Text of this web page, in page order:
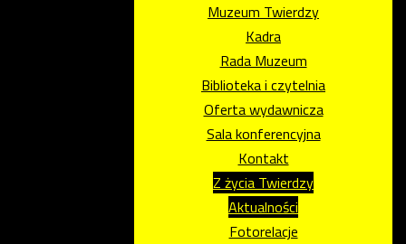
Muzeum Twierdzy
Kadra
Rada Muzeum
Biblioteka i czytelnia
Oferta wydawnicza
Sala konferencyjna
Kontakt
Z życia Twierdzy
Aktualności
Fotorelacje